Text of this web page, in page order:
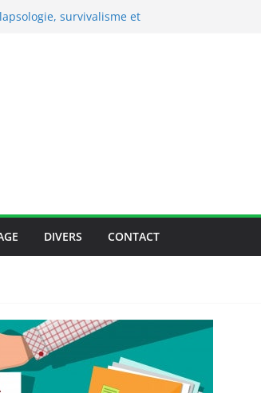
produits naturels les
DIVERS CONTACT